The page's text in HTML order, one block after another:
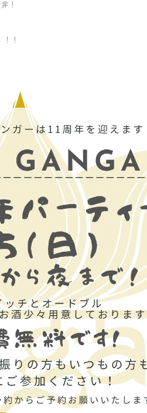
！
！